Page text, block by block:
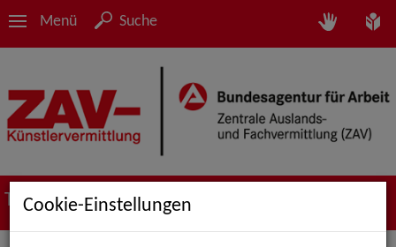
Menü Suche
Termine
Cookie-Einstellungen